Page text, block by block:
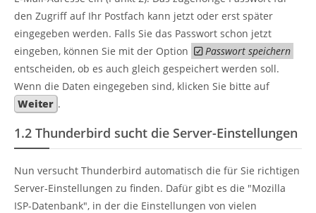
den Zugriff auf Ihr Postfach kann jetzt oder erst später
eingegeben werden. Falls Sie das Passwort schon jetzt
eingeben, können Sie mit der Option
Passwort speichern
entscheiden, ob es auch gleich gespeichert werden soll.
Wenn die Daten eingegeben sind, klicken Sie bitte auf
Weiter .
1.2 Thunderbird sucht die Server-Einstellungen
Nun versucht Thunderbird automatisch die für Sie richtigen
Server-Einstellungen zu finden. Dafür gibt es die "Mozilla
ISP-Datenbank", in der die Einstellungen von vielen